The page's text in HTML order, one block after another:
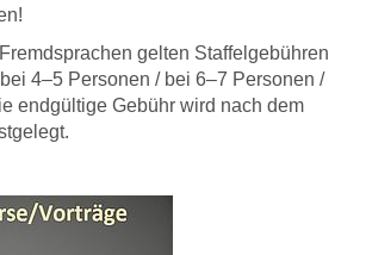
gelten Staffelgebühren
4–5 Personen / bei 6–7 Personen /
endgültige Gebühr wird nach dem